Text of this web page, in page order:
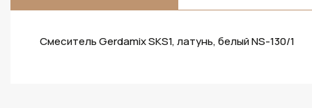
Смеситель Gerdamix SKS1, латунь, белый NS-130/1